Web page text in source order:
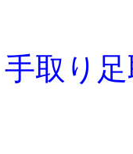
取り